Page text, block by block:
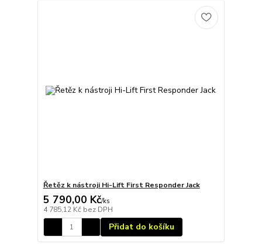
Řetěz k nástroji Hi-Lift First Responder Jack
5 790,00 Kč/ks
4 785,12 Kč bez DPH
Přidat do košíku